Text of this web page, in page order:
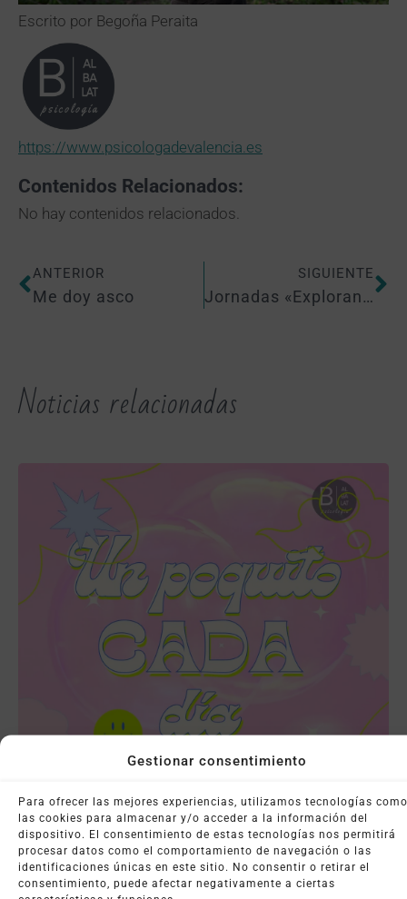
Gestionar consentimiento
Para ofrecer las mejores experiencias, utilizamos tecnologías como
las cookies para almacenar y/o acceder a la información del
dispositivo. El consentimiento de estas tecnologías nos permitirá
procesar datos como el comportamiento de navegación o las
identificaciones únicas en este sitio. No consentir o retirar el
consentimiento, puede afectar negativamente a ciertas
Escrito por Begoña Peraita
https://www.psicologadevalencia.es
Contenidos Relacionados:
No hay contenidos relacionados.
ANTERIOR
Me doy asco
SIGUIENTE
Jornadas «Explorando el futuro de la salud» – VIU- Begoña Albalat
Noticias relacionadas
Un Poquito Cada Día
26 noviembre, 2025